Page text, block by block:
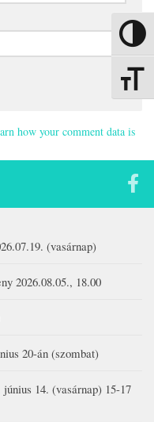
Nagy
how your comment data is
(vasárnap)
2026.08.05., 18.00
20-án (szombat)
14. (vasárnap) 15-17